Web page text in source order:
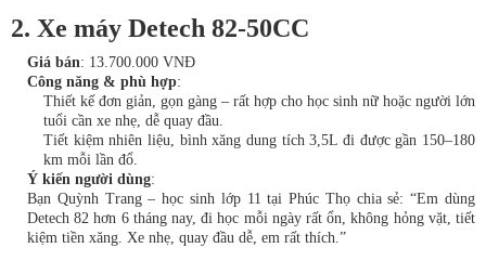
2. Xe máy Detech 82-50CC
Giá bán: 13.700.000 VNĐ
Công năng & phù hợp:
Thiết kế đơn giản, gọn gàng – rất hợp cho học sinh nữ hoặc người lớn
tuổi cần xe nhẹ, dễ quay đầu.
Tiết kiệm nhiên liệu, bình xăng dung tích 3,5L đi được gần 150–180
km mỗi lần đổ.
Ý kiến người dùng:
Bạn Quỳnh Trang – học sinh lớp 11 tại Phúc Thọ chia sẻ: “Em dùng
Detech 82 hơn 6 tháng nay, đi học mỗi ngày rất ổn, không hỏng vặt, tiết
kiệm tiền xăng. Xe nhẹ, quay đầu dễ, em rất thích.”